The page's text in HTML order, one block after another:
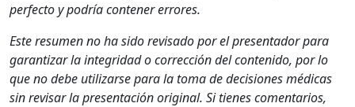
perfecto y podría contener errores.
Este resumen no ha sido revisado por el presentador para
garantizar la integridad o corrección del contenido, por lo
que no debe utilizarse para la toma de decisiones médicas
sin revisar la presentación original. Si tienes comentarios,